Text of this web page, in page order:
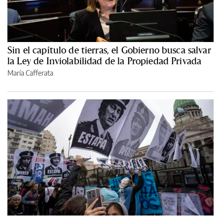
Sin el capítulo de tierras, el Gobierno busca salvar
la Ley de Inviolabilidad de la Propiedad Privada
María Cafferata